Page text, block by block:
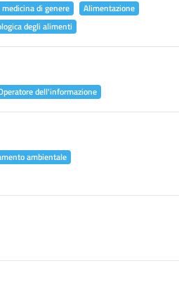
di genere
Alimentazione
degli alimenti
dell'informazione
ambientale